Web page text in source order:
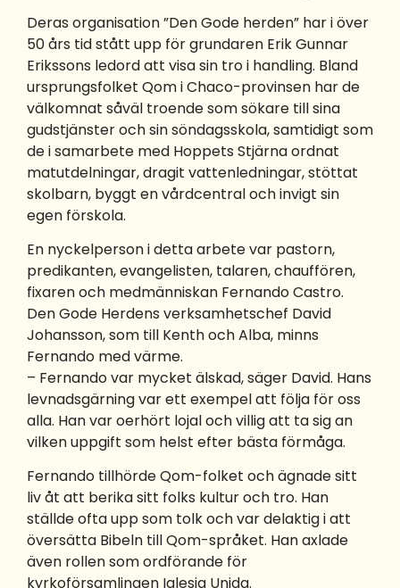
Deras organisation ”Den Gode herden” har i över
50 års tid stått upp för grundaren Erik Gunnar
Erikssons ledord att visa sin tro i handling. Bland
ursprungsfolket Qom i Chaco-provinsen har de
välkomnat såväl troende som sökare till sina
gudstjänster och sin söndagsskola, samtidigt som
de i samarbete med Hoppets Stjärna ordnat
matutdelningar, dragit vattenledningar, stöttat
skolbarn, byggt en vårdcentral och invigt sin
egen förskola.
En nyckelperson i detta arbete var pastorn,
predikanten, evangelisten, talaren, chauffören,
fixaren och medmänniskan Fernando Castro.
Den Gode Herdens verksamhetschef David
Johansson, som till Kenth och Alba, minns
Fernando med värme.
– Fernando var mycket älskad, säger David. Hans
levnadsgärning var ett exempel att följa för oss
alla. Han var oerhört lojal och villig att ta sig an
vilken uppgift som helst efter bästa förmåga.
Fernando tillhörde Qom-folket och ägnade sitt
liv åt att berika sitt folks kultur och tro. Han
ställde ofta upp som tolk och var delaktig i att
översätta Bibeln till Qom-språket. Han axlade
även rollen som ordförande för
kyrkoförsamlingen Iglesia Unida.